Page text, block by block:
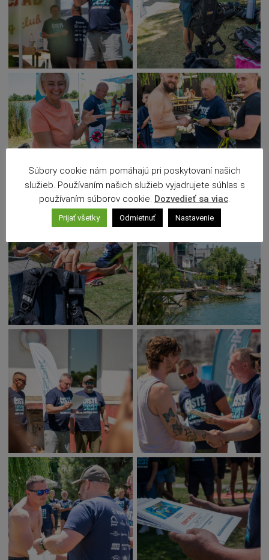
Súbory cookie nám pomáhajú pri poskytovaní našich
služieb. Používaním našich služieb vyjadrujete súhlas s
používaním súborov cookie. Dozvedieť sa viac
Prijať všetky Odmietnuť Nastavenie